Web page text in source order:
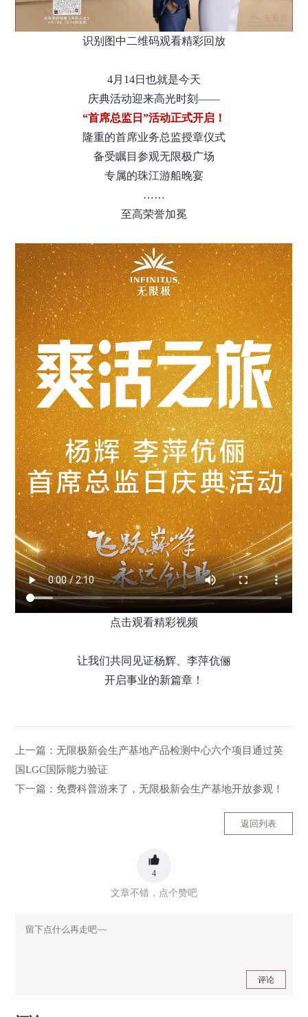
识别图中二维码观看精彩回放
4月14日也就是今天
庆典活动迎来高光时刻——
“首席总监日”活动正式开启！
隆重的首席业务总监授章仪式
备受瞩目参观无限极广场
专属的珠江游船晚宴
……
至高荣誉加冕
无限极
447
点击观看精彩视频
让我们共同见证杨辉、李萍伉俪
开启事业的新篇章！
上一篇：​无限极新会生产基地产品检测中心六个项目通过英
国LGC国际能力验证
下一篇：免费科普游来了，无限极新会生产基地开放参观！
返回列表
4
文章不错，点个赞吧
评论